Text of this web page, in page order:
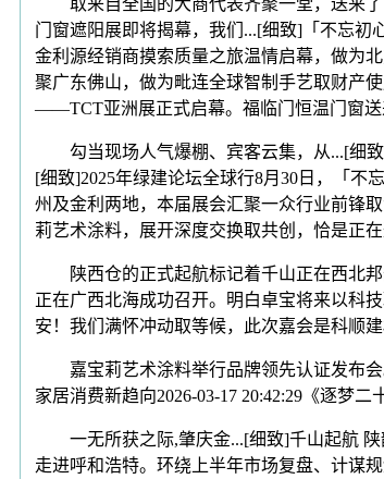
门窗遮阳展即将揭幕，我们...[细致]「不忘初
金利源经销商摸索质量之旅温情启幕，做为
聚广东佛山，做为毗连全球智制手艺取财产
——TCT亚洲展正式启幕。福临门恒温门窗送
勾当现场人气爆棚、宾客云集，从...[细致]
[细致]2025年绿建论坛全球行8月30日，「不
州及金利两地，本届展会汇聚一众行业前锋
莉艺术涂料，展开深度交换取共创，恰是正在
陕西仓的正式起航标记着千山正在西北邦
正在广西北海成功召开。明白卓宝将来以科
安！我们满怀冲动取等候，此次嘉会是科顺
嘉宝莉艺术涂料举行品牌领先认证发布会
家居消费新趋向2026-03-17 20:42:29《逐梦
一无所获之际,肇庆金...[细致]千山起航 陕
走进呼和浩特。环绕上半年市场复盘、计谋